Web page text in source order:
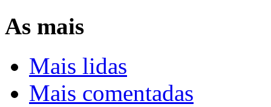
As mais
Mais lidas
Mais comentadas